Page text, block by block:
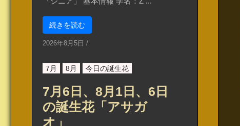
続きを読む
2026年8月5日 /
7月 8月 今日の誕生花
7月6日、8月1日、6日
の誕生花「アサガ
オ」